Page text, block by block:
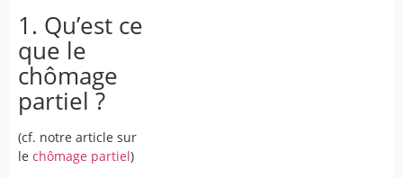
1. Qu’est ce
que le
chômage
partiel ?
(cf. notre article sur
le chômage partiel)